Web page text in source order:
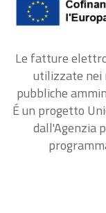
Le fatture
utilizzate nei
pubbliche
É un progetto
dall'Agenzia